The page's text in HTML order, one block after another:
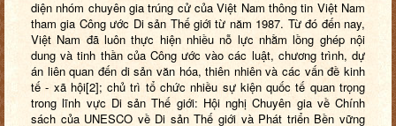
diện nhóm chuyên gia trúng cử của Việt Nam thông tin Việt Nam
tham gia Công ước Di sản Thế giới từ năm 1987. Từ đó đến nay,
Việt Nam đã luôn thực hiện nhiều nỗ lực nhằm lồng ghép nội
dung và tinh thần của Công ước vào các luật, chương trình, dự
án liên quan đến di sản văn hóa, thiên nhiên và các vấn đề kinh
tế - xã hội[2]; chủ trì tổ chức nhiều sự kiện quốc tế quan trọng
trong lĩnh vực Di sản Thế giới: Hội nghị Chuyên gia về Chính
sách của UNESCO về Di sản Thế giới và Phát triển Bền vững